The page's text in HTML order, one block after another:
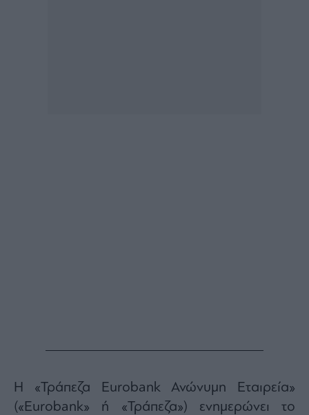
Reports
Branded
Content
Calendar
Η «Τράπεζα Eurobank Ανώνυμη Εταιρεία»
(«Eurobank» ή «Τράπεζα») ενημερώνει το